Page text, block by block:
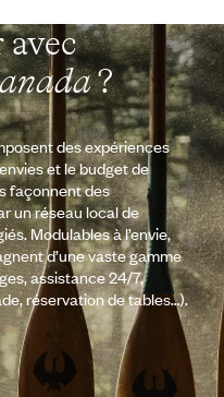
?
des expériences
et le budget de
façonnent des
un réseau local de
Modulables à l’envie,
d’une vaste gamme
assistance 24/7,
réservation de tables…).